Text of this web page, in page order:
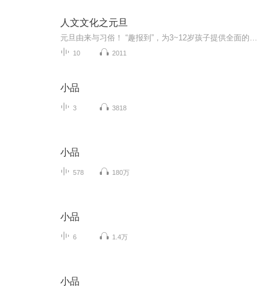
人文文化之元旦
10 2011
小品
3 3818
小品
578 180万
小品
6 1.4万
小品